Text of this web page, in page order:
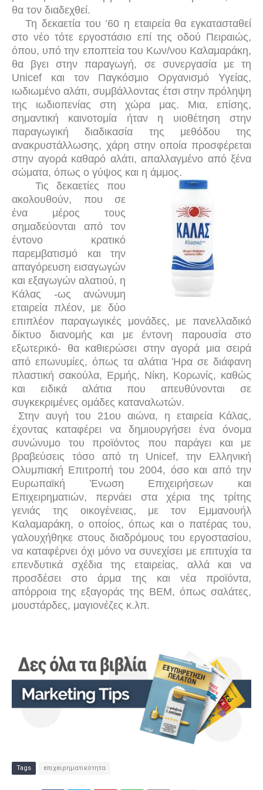
θα τον διαδεχθεί.
Τη δεκαετία του ’60 η εταιρεία θα εγκατασταθεί
στο νέο τότε εργοστάσιο επί της οδού Πειραιώς,
όπου, υπό την εποπτεία του Κων/νου Καλαμαράκη,
θα βγει στην παραγωγή, σε συνεργασία με τη
Unicef και τον Παγκόσμιο Οργανισμό Υγείας,
ιωδιωμένο αλάτι, συμβάλλοντας έτσι στην πρόληψη
της ιωδιοπενίας στη χώρα μας. Μια, επίσης,
σημαντική καινοτομία ήταν η υιοθέτηση στην
παραγωγική διαδικασία της μεθόδου της
ανακρυστάλλωσης, χάρη στην οποία προσφέρεται
στην αγορά καθαρό αλάτι, απαλλαγμένο από ξένα
σώματα, όπως ο γύψος και η άμμος.
Τις δεκαετίες που
ακολουθούν, που σε
ένα μέρος τους
σημαδεύονται από τον
έντονο κρατικό
παρεμβατισμό και την
απαγόρευση εισαγωγών
και εξαγωγών αλατιού, η
Κάλας -ως ανώνυμη
εταιρεία πλέον, με δύο
επιπλέον παραγωγικές μονάδες, με πανελλαδικό
δίκτυο διανομής και με έντονη παρουσία στο
εξωτερικό- θα καθιερώσει στην αγορά μια σειρά
από επωνυμίες, όπως τα αλάτια Ήρα σε διάφανη
πλαστική σακούλα, Ερμής, Νίκη, Κορωνίς, καθώς
και ειδικά αλάτια που απευθύνονται σε
συγκεκριμένες ομάδες καταναλωτών.
Στην αυγή του 21ου αιώνα, η εταιρεία Κάλας,
έχοντας καταφέρει να δημιουργήσει ένα όνομα
συνώνυμο του προϊόντος που παράγει και με
βραβεύσεις τόσο από τη Unicef, την Ελληνική
Ολυμπιακή Επιτροπή του 2004, όσο και από την
Ευρωπαϊκή Ένωση Επιχειρήσεων και
Επιχειρηματιών, περνάει στα χέρια της τρίτης
γενιάς της οικογένειας, με τον Εμμανουήλ
Καλαμαράκη, ο οποίος, όπως και ο πατέρας του,
γαλουχήθηκε στους διαδρόμους του εργοστασίου,
να καταφέρνει όχι μόνο να συνεχίσει με επιτυχία τα
επενδυτικά σχέδια της εταιρείας, αλλά και να
προσδέσει στο άρμα της και νέα προϊόντα,
απόρροια της εξαγοράς της ΒΕΜ, όπως σαλάτες,
μουστάρδες, μαγιονέζες κ.λπ.
Tags επιχειρηματικότητα